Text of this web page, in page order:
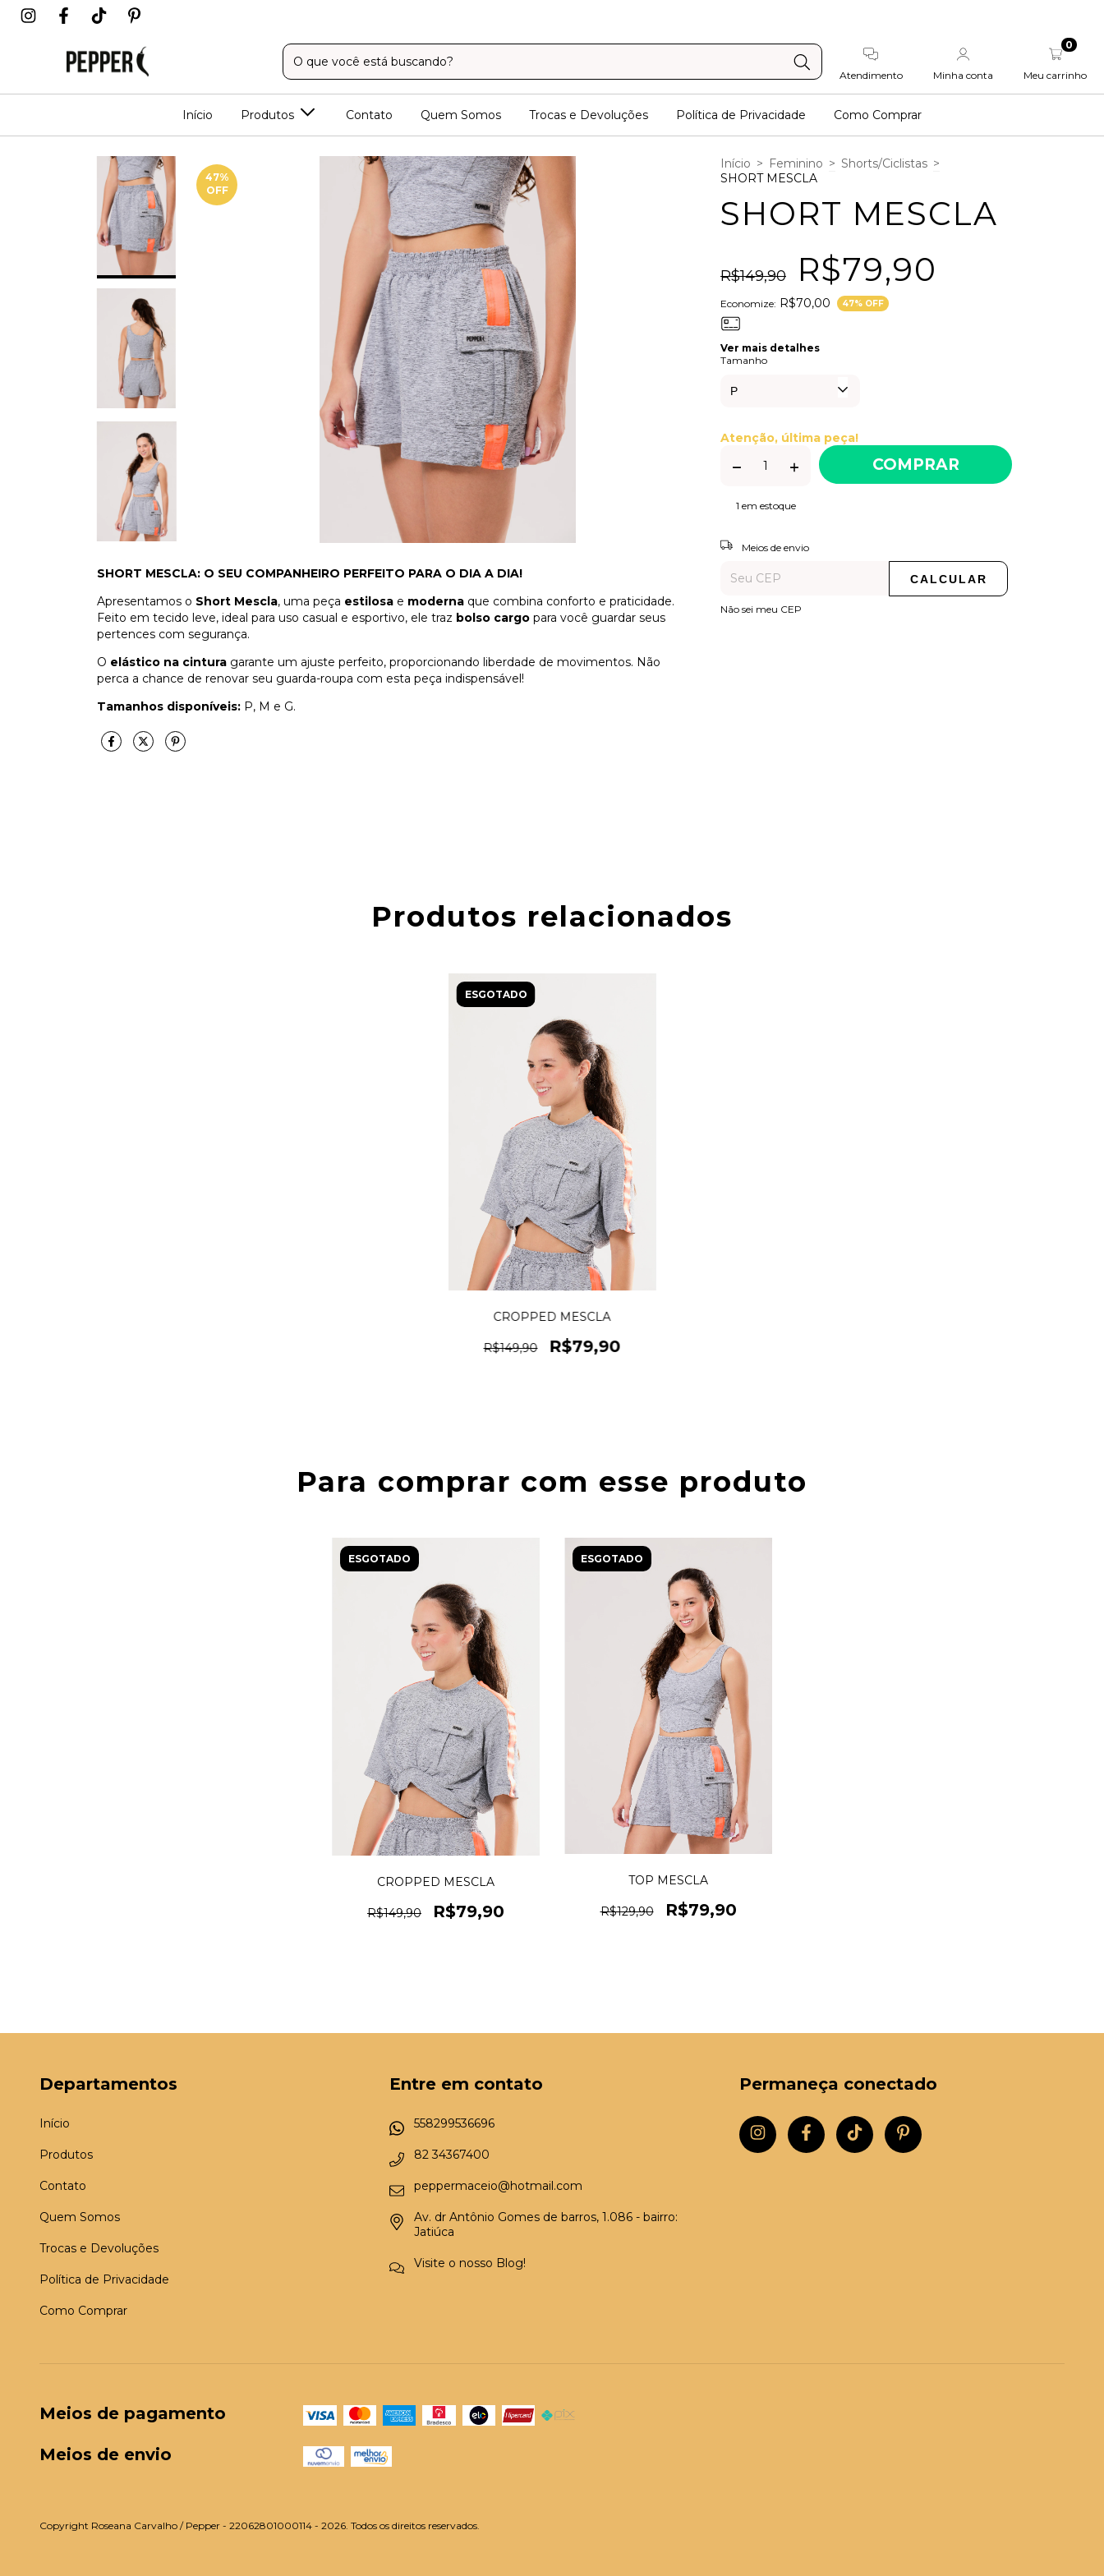
Atendimento Minha conta Meu carrinho
0
Início Produtos Contato Quem Somos Trocas e Devoluções Política de Privacidade Como Comprar
47%
OFF
SHORT MESCLA: O SEU COMPANHEIRO PERFEITO PARA O DIA A DIA!
Apresentamos o Short Mescla, uma peça estilosa e moderna que combina conforto e praticidade.
Feito em tecido leve, ideal para uso casual e esportivo, ele traz bolso cargo para você guardar seus
pertences com segurança.
O elástico na cintura garante um ajuste perfeito, proporcionando liberdade de movimentos. Não
perca a chance de renovar seu guarda-roupa com esta peça indispensável!
Tamanhos disponíveis: P, M e G.
Início > Feminino > Shorts/Ciclistas >
SHORT MESCLA
SHORT MESCLA
R$149,90 R$79,90
Economize: R$70,00 47% OFF
Ver mais detalhes
Tamanho
Atenção, última peça!
1 em estoque
Entregas para o CEP:
Meios de envio
CALCULAR
Não sei meu CEP
Produtos relacionados
ESGOTADO
CROPPED MESCLA
R$149,90 R$79,90
Para comprar com esse produto
ESGOTADO
CROPPED MESCLA
R$149,90 R$79,90
ESGOTADO
TOP MESCLA
R$129,90 R$79,90
Departamentos
Início
Produtos
Contato
Quem Somos
Trocas e Devoluções
Política de Privacidade
Como Comprar
Entre em contato
558299536696
82 34367400
peppermaceio@hotmail.com
Av. dr Antônio Gomes de barros, 1.086 - bairro:
Jatiúca
Visite o nosso Blog!
Permaneça conectado
Meios de pagamento
Meios de envio
Copyright Roseana Carvalho / Pepper - 22062801000114 - 2026. Todos os direitos reservados.